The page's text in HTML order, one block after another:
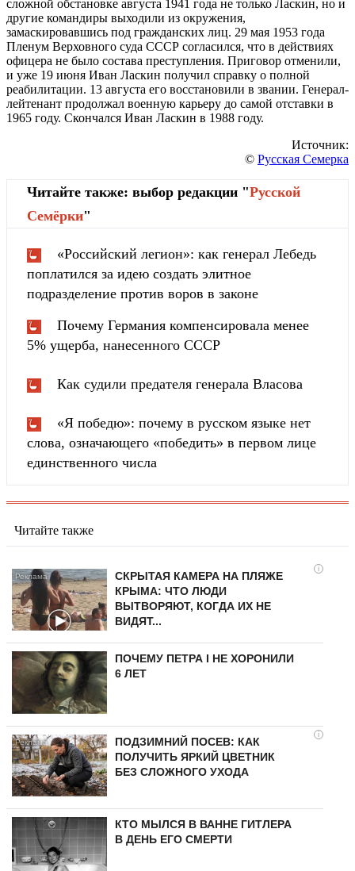
сложной обстановке августа 1941 года не только Ласкин, но и
другие командиры выходили из окружения,
замаскировавшись под гражданских лиц. 29 мая 1953 года
Пленум Верховного суда СССР согласился, что в действиях
офицера не было состава преступления. Приговор отменили,
и уже 19 июня Иван Ласкин получил справку о полной
реабилитации. 13 августа его восстановили в звании. Генерал-
лейтенант продолжал военную карьеру до самой отставки в
1965 году. Скончался Иван Ласкин в 1988 году.
Источник:
© Русская Семерка
Читайте также: выбор редакции "Русской
Cемёрки"
«Российский легион»: как генерал Лебедь
поплатился за идею создать элитное
подразделение против воров в законе
Почему Германия компенсировала менее
5% ущерба, нанесенного СССР
Как судили предателя генерала Власова
«Я победю»: почему в русском языке нет
слова, означающего «победить» в первом лице
единственного числа
Читайте также
i
СКРЫТАЯ КАМЕРА НА ПЛЯЖЕ
КРЫМА: ЧТО ЛЮДИ
ВЫТВОРЯЮТ, КОГДА ИХ НЕ
ВИДЯТ...
ПОЧЕМУ ПЕТРА I НЕ ХОРОНИЛИ
6 ЛЕТ
i
ПОДЗИМНИЙ ПОСЕВ: КАК
ПОЛУЧИТЬ ЯРКИЙ ЦВЕТНИК
БЕЗ СЛОЖНОГО УХОДА
КТО МЫЛСЯ В ВАННЕ ГИТЛЕРА
В ДЕНЬ ЕГО СМЕРТИ